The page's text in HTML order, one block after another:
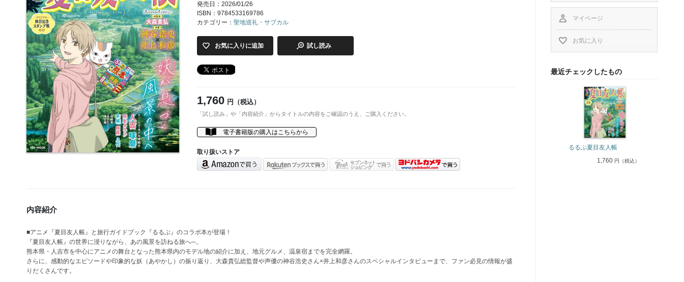
発売日：2026/01/26
ISBN：9784533169786
カテゴリー： 聖地巡礼・サブカル
お気に入りに追加 試し読み
1,760 円（税込）
「試し読み」や「内容紹介」からタイトルの内容をご確認のうえ、ご購入ください。
電子書籍版の購入はこちらから
取り扱いストア
内容紹介
■アニメ『夏目友人帳』と旅行ガイドブック『るるぶ』のコラボ本が登場！
『夏目友人帳』の世界に浸りながら、あの風景を訪ねる旅へ─。
熊本県・人吉市を中心にアニメの舞台となった熊本県内のモデル地の紹介に加え、地元グルメ、温泉宿までを完全網羅。
さらに、感動的なエピソードや印象的な妖（あやかし）の振り返り、大森貴弘総監督や声優の神谷浩史さん×井上和彦さんのスペシャルインタビューまで、ファン必見の情報が盛
りだくさんです。
マイページ
お気に入り
最近チェックしたもの
るるぶ夏目友人帳
1,760 円（税込）